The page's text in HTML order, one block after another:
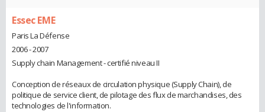
Essec EME
Paris La Défense
2006 - 2007
Supply chain Management - certifié niveau II
Conception de réseaux de circulation physique (Supply Chain), de
politique de service client, de pilotage des flux de marchandises, des
technologies de l'information.